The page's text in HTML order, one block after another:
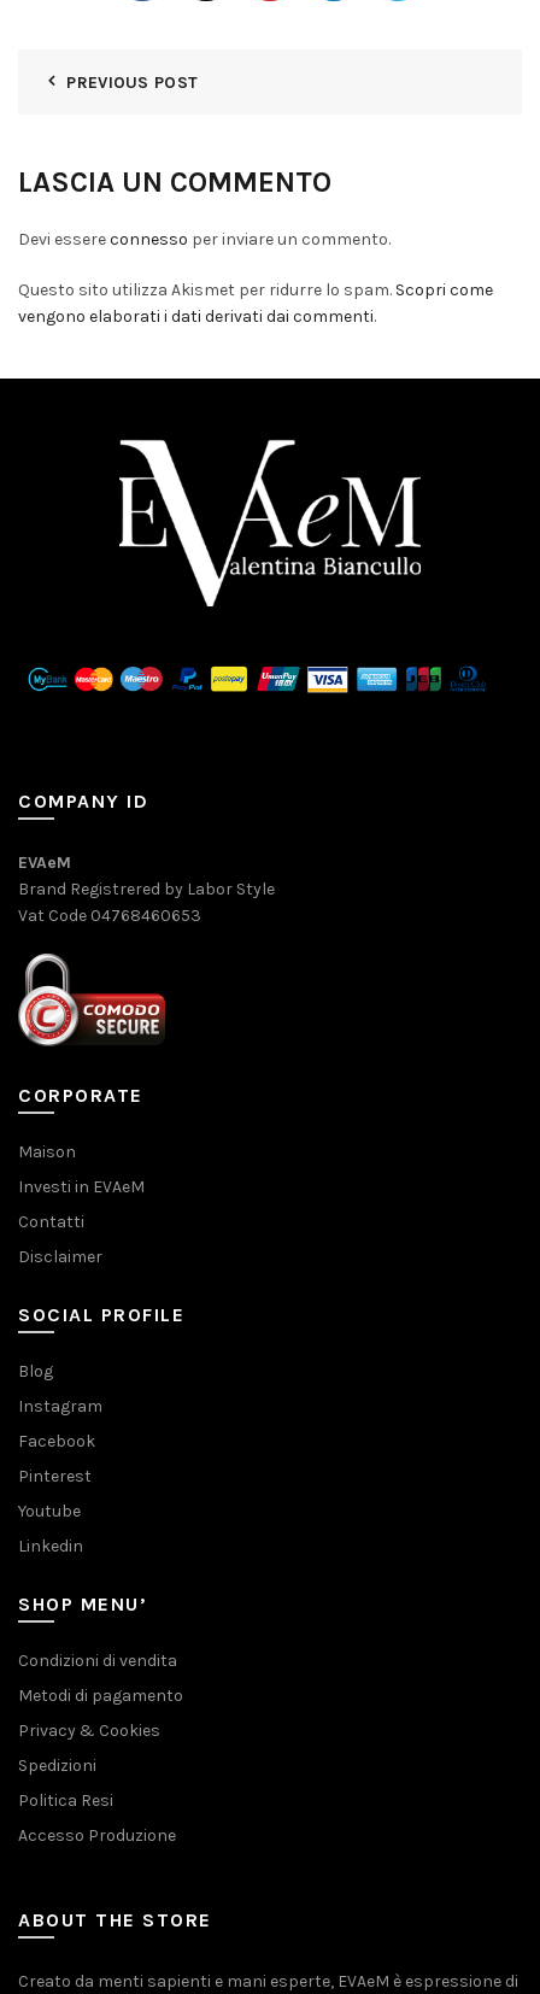
PREVIOUS POST
LASCIA UN COMMENTO
Devi essereconnesso per inviare un commento.
Questo sito utilizza Akismet per ridurre lo spam. Scopri come
vengono elaborati i dati derivati dai commenti.
COMPANY ID
EVAeM
Brand Registrered by Labor Style
Vat Code 04768460653
CORPORATE
Maison
Investi in EVAeM
Contatti
Disclaimer
SOCIAL PROFILE
Blog
Instagram
Facebook
Pinterest
Youtube
Linkedin
SHOP MENU’
Condizioni di vendita
Metodi di pagamento
Privacy & Cookies
Spedizioni
Politica Resi
Accesso Produzione
ABOUT THE STORE
Creato da menti sapienti e mani esperte, EVAeM è espressione di